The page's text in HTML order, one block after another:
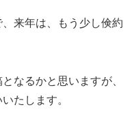
来年は、もう少し倹約
なるかと思いますが、
たします。